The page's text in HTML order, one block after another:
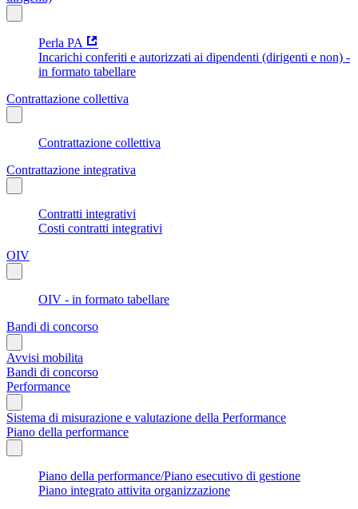
Perla PA
Incarichi conferiti e autorizzati ai dipendenti (dirigenti e non) -
in formato tabellare
Contrattazione collettiva
Contrattazione collettiva
Contrattazione integrativa
Contratti integrativi
Costi contratti integrativi
OIV
OIV - in formato tabellare
Bandi di concorso
Avvisi mobilita
Bandi di concorso
Performance
Sistema di misurazione e valutazione della Performance
Piano della performance
Piano della performance/Piano esecutivo di gestione
Piano integrato attivita organizzazione